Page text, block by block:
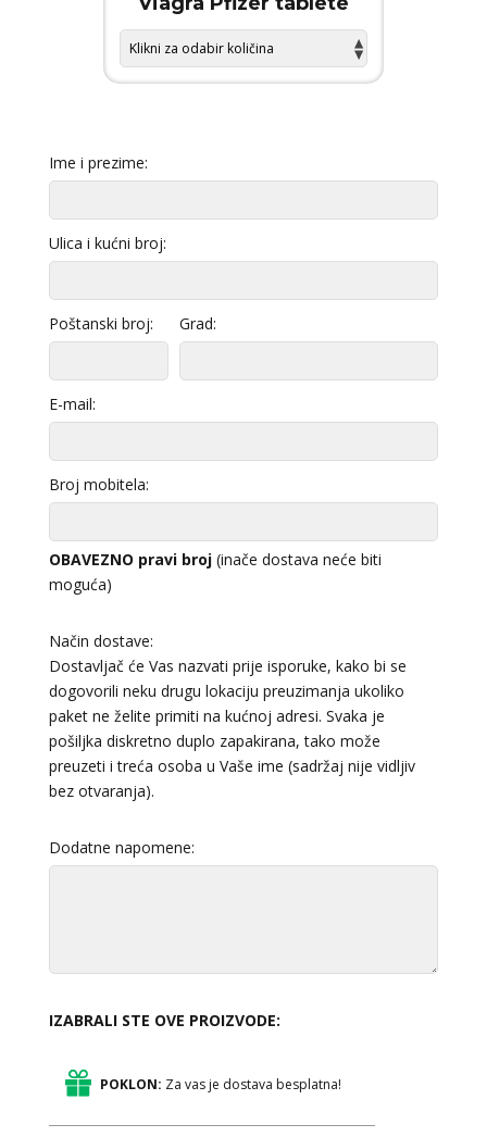
Ime i prezime:
Ulica i kućni broj:
Poštanski broj: Grad:
E-mail:
Broj mobitela:
OBAVEZNO pravi broj(inače dostava neće biti
moguća)
Način dostave:
Dostavljač će Vas nazvati prije isporuke, kako bi se
dogovorili neku drugu lokaciju preuzimanja ukoliko
paket ne želite primiti na kućnoj adresi. Svaka je
pošiljka diskretno duplo zapakirana, tako može
preuzeti i treća osoba u Vaše ime (sadržaj nije vidljiv
bez otvaranja).
Dodatne napomene:
IZABRALI STE OVE PROIZVODE:
POKLON: Za vas je dostava besplatna!